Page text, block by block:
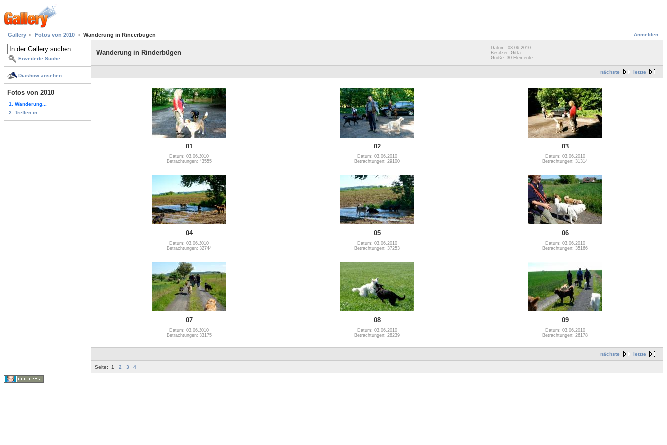
Anmelden
Gallery Fotos von 2010 Wanderung in Rinderbügen
Erweiterte Suche
Diashow ansehen
Fotos von 2010
1. Wanderung...
2. Treffen in ...
Wanderung in Rinderbügen
Datum: 03.06.2010
Besitzer: Gitta
Größe: 30 Elemente
nächste letzte
01
Datum: 03.06.2010
Betrachtungen: 43555
02
Datum: 03.06.2010
Betrachtungen: 29100
03
Datum: 03.06.2010
Betrachtungen: 31314
04
Datum: 03.06.2010
Betrachtungen: 32744
05
Datum: 03.06.2010
Betrachtungen: 37253
06
Datum: 03.06.2010
Betrachtungen: 35166
07
Datum: 03.06.2010
Betrachtungen: 33175
08
Datum: 03.06.2010
Betrachtungen: 28239
09
Datum: 03.06.2010
Betrachtungen: 26178
nächste letzte
Seite: 1 2 3 4